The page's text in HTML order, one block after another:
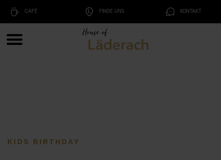
CAFÉ FINDE UNS KONTAKT
KIDS BIRTHDAY